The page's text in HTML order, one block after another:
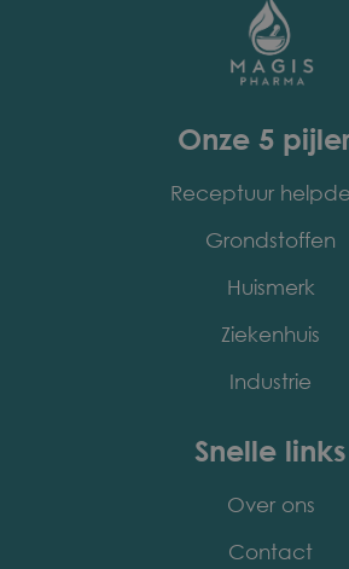
Onze 5
Receptuur
Grondstoffen
Huismerk
Ziekenhuis
Industrie
Snelle links
Over ons
Contact